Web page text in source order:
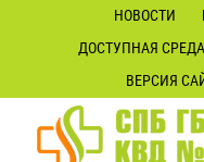
НОВОСТИ
ДОСТУПНАЯ СРЕДА
ВЕРСИЯ